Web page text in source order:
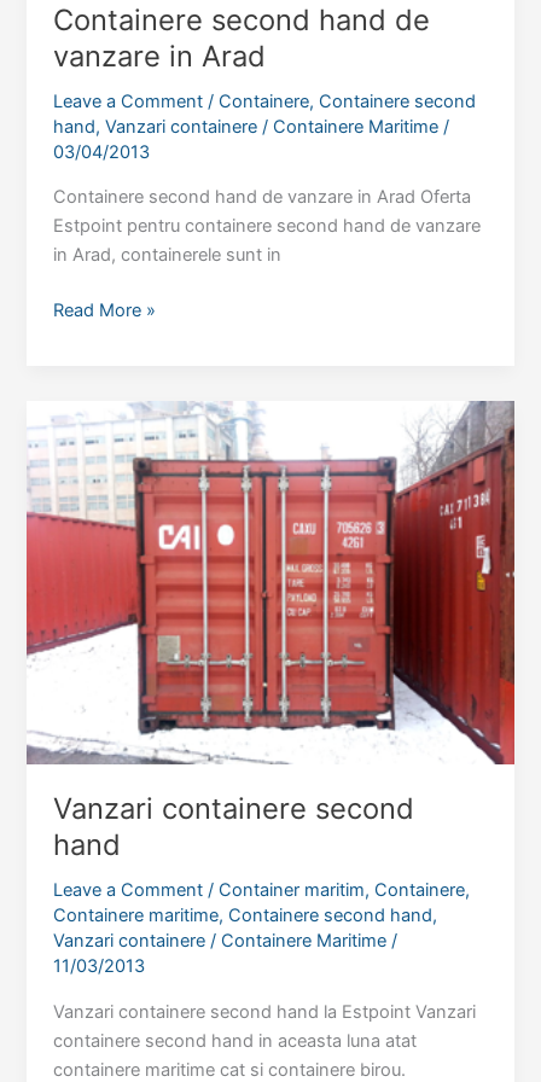
Containere second hand de
vanzare in Arad
Leave a Comment / Containere, Containere second
hand,Vanzari containere / Containere Maritime /
03/04/2013
Containere second hand de vanzare in Arad Oferta
Estpoint pentru containere second hand de vanzare
in Arad, containerele sunt in
Containere
vanzare
in
Arad
Read More »
Vanzari containere second
hand
Leave a Comment / Container maritim, Containere,
Containere maritime, Containere second hand,
Vanzari containere / Containere Maritime/
11/03/2013
Vanzari containere second hand la Estpoint Vanzari
containere second hand in aceasta luna atat
containere maritime cat si containere birou.